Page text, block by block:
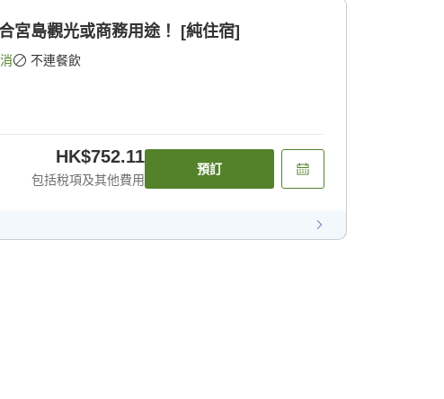
宮島觀光或商務用途！ [純住宿]
不連餐飲
HK$752.11
包括稅項及其他費用
預訂